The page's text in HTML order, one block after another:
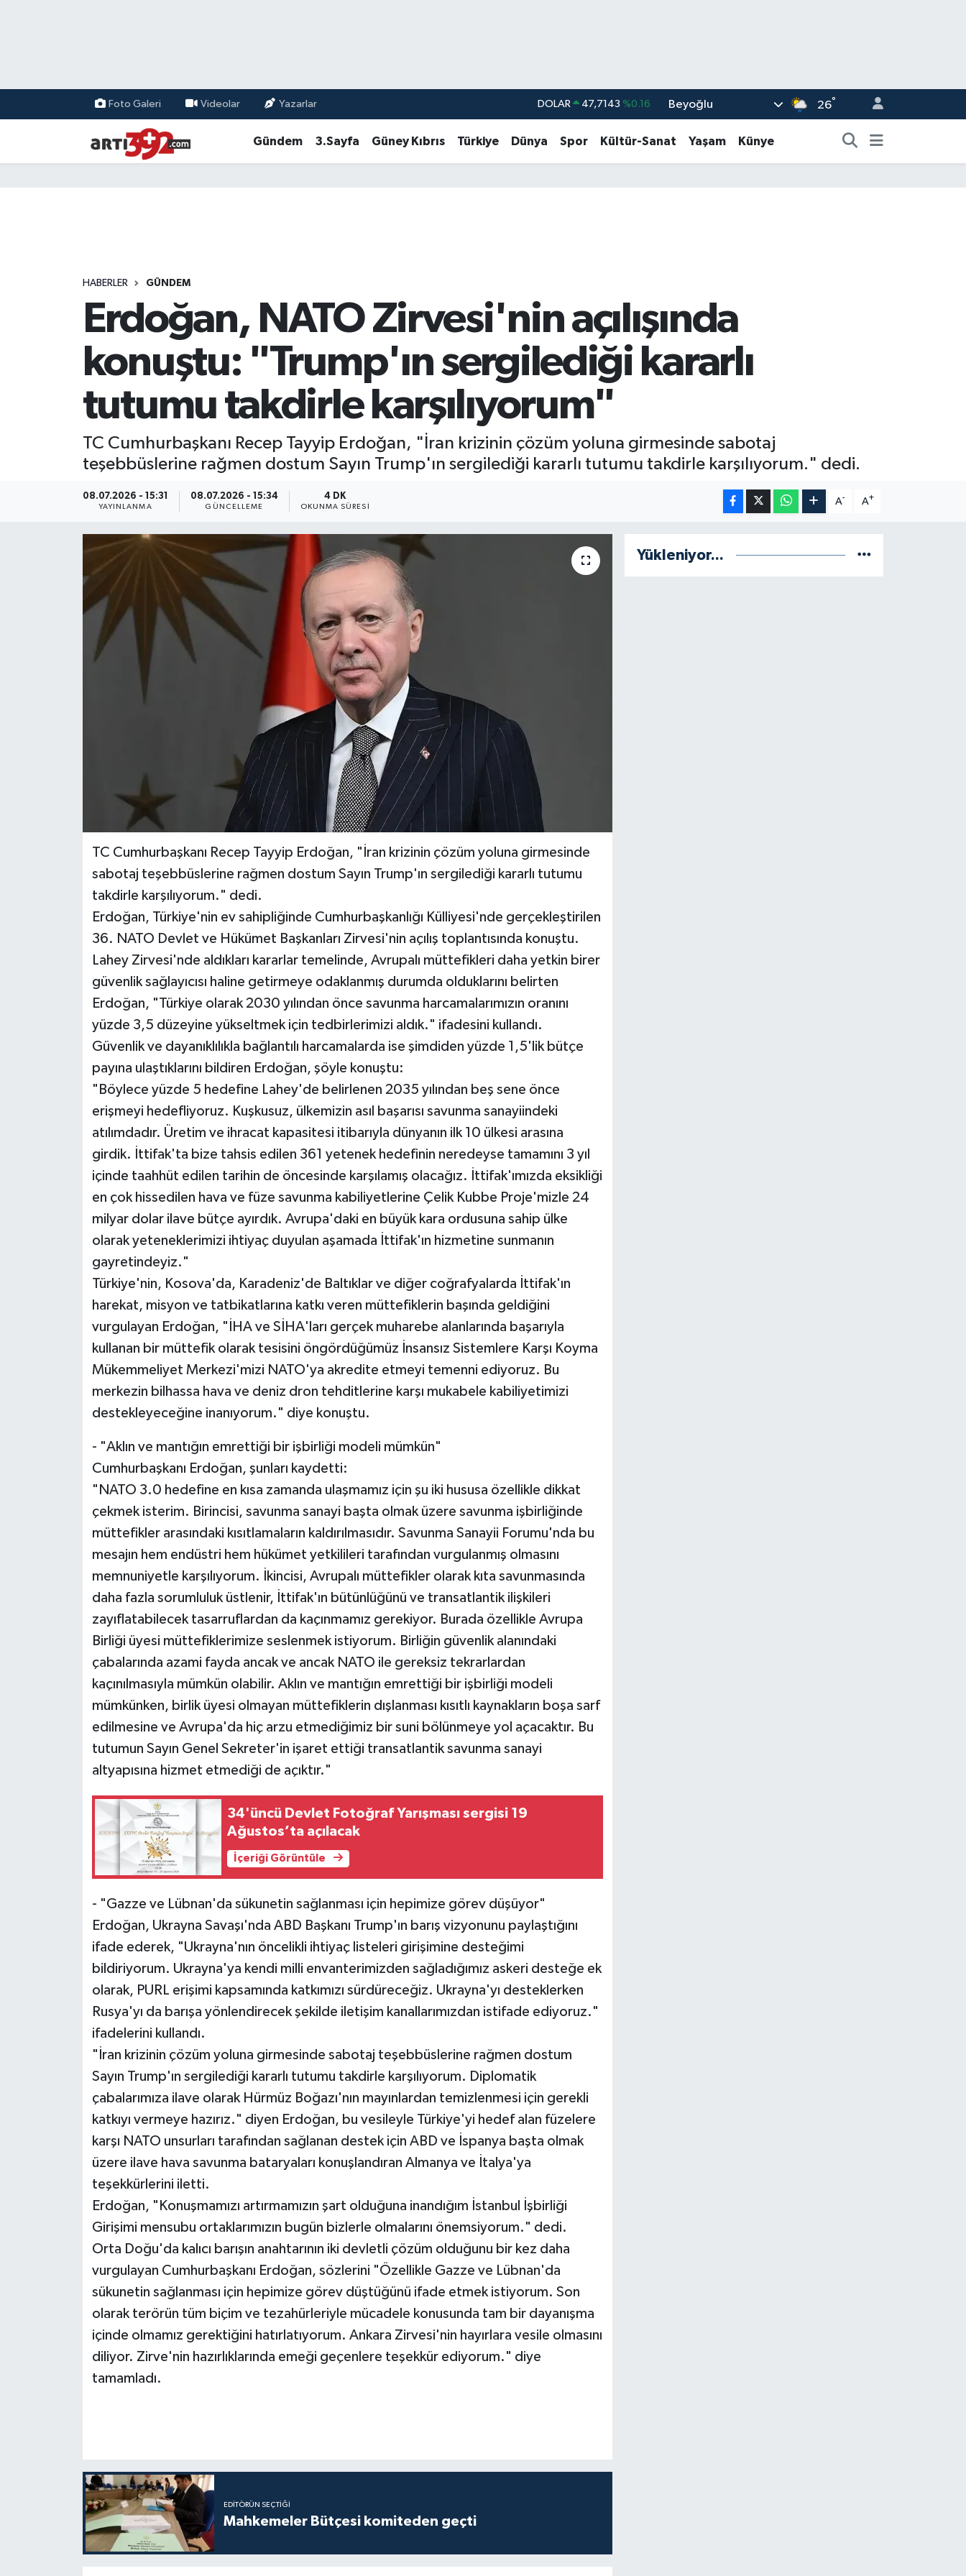
Foto Galeri Videolar Yazarlar DOLAR 47,7143 %0.16 Beyoğlu 26°
Gündem 3.Sayfa Güney Kıbrıs Türkiye Dünya Spor Kültür-Sanat Yaşam Künye
HABERLER GÜNDEM
Erdoğan, NATO Zirvesi'nin açılışında
konuştu: "Trump'ın sergilediği kararlı
tutumu takdirle karşılıyorum"
TC Cumhurbaşkanı Recep Tayyip Erdoğan, "İran krizinin çözüm yoluna girmesinde sabotaj
teşebbüslerine rağmen dostum Sayın Trump'ın sergilediği kararlı tutumu takdirle karşılıyorum." dedi.
08.07.2026 - 15:31
YAYINLANMA
08.07.2026 - 15:34
GÜNCELLEME
4 DK
OKUNMA SÜRESI
A- A+
TC Cumhurbaşkanı Recep Tayyip Erdoğan, "İran krizinin çözüm yoluna girmesinde
sabotaj teşebbüslerine rağmen dostum Sayın Trump'ın sergilediği kararlı tutumu
takdirle karşılıyorum." dedi.
Erdoğan, Türkiye'nin ev sahipliğinde Cumhurbaşkanlığı Külliyesi'nde gerçekleştirilen
36.⁠ ⁠NATO Devlet ve Hükümet Başkanları Zirvesi'nin açılış toplantısında konuştu.
Lahey Zirvesi'nde aldıkları kararlar temelinde, Avrupalı müttefikleri daha yetkin birer
güvenlik sağlayıcısı haline getirmeye odaklanmış durumda olduklarını belirten
Erdoğan, "Türkiye olarak 2030 yılından önce savunma harcamalarımızın oranını
yüzde 3,5 düzeyine yükseltmek için tedbirlerimizi aldık." ifadesini kullandı.
Güvenlik ve dayanıklılıkla bağlantılı harcamalarda ise şimdiden yüzde 1,5'lik bütçe
payına ulaştıklarını bildiren Erdoğan, şöyle konuştu:
"Böylece yüzde 5 hedefine Lahey'de belirlenen 2035 yılından beş sene önce
erişmeyi hedefliyoruz. Kuşkusuz, ülkemizin asıl başarısı savunma sanayiindeki
atılımdadır. Üretim ve ihracat kapasitesi itibarıyla dünyanın ilk 10 ülkesi arasına
girdik. İttifak'ta bize tahsis edilen 361 yetenek hedefinin neredeyse tamamını 3 yıl
içinde taahhüt edilen tarihin de öncesinde karşılamış olacağız. İttifak'ımızda eksikliği
en çok hissedilen hava ve füze savunma kabiliyetlerine Çelik Kubbe Proje'mizle 24
milyar dolar ilave bütçe ayırdık. Avrupa'daki en büyük kara ordusuna sahip ülke
olarak yeteneklerimizi ihtiyaç duyulan aşamada İttifak'ın hizmetine sunmanın
gayretindeyiz."
Türkiye'nin, Kosova'da, Karadeniz'de Baltıklar ve diğer coğrafyalarda İttifak'ın
harekat, misyon ve tatbikatlarına katkı veren müttefiklerin başında geldiğini
vurgulayan Erdoğan, "İHA ve SİHA'ları gerçek muharebe alanlarında başarıyla
kullanan bir müttefik olarak tesisini öngördüğümüz İnsansız Sistemlere Karşı Koyma
Mükemmeliyet Merkezi'mizi NATO'ya akredite etmeyi temenni ediyoruz. Bu
merkezin bilhassa hava ve deniz dron tehditlerine karşı mukabele kabiliyetimizi
destekleyeceğine inanıyorum." diye konuştu.
- "Aklın ve mantığın emrettiği bir işbirliği modeli mümkün"
Cumhurbaşkanı Erdoğan, şunları kaydetti:
"NATO 3.0 hedefine en kısa zamanda ulaşmamız için şu iki hususa özellikle dikkat
çekmek isterim. Birincisi, savunma sanayi başta olmak üzere savunma işbirliğinde
müttefikler arasındaki kısıtlamaların kaldırılmasıdır. Savunma Sanayii Forumu'nda bu
mesajın hem endüstri hem hükümet yetkilileri tarafından vurgulanmış olmasını
memnuniyetle karşılıyorum. İkincisi, Avrupalı müttefikler olarak kıta savunmasında
daha fazla sorumluluk üstlenir, İttifak'ın bütünlüğünü ve transatlantik ilişkileri
zayıflatabilecek tasarruflardan da kaçınmamız gerekiyor. Burada özellikle Avrupa
Birliği üyesi müttefiklerimize seslenmek istiyorum. Birliğin güvenlik alanındaki
çabalarında azami fayda ancak ve ancak NATO ile gereksiz tekrarlardan
kaçınılmasıyla mümkün olabilir. Aklın ve mantığın emrettiği bir işbirliği modeli
mümkünken, birlik üyesi olmayan müttefiklerin dışlanması kısıtlı kaynakların boşa sarf
edilmesine ve Avrupa'da hiç arzu etmediğimiz bir suni bölünmeye yol açacaktır. Bu
tutumun Sayın Genel Sekreter'in işaret ettiği transatlantik savunma sanayi
altyapısına hizmet etmediği de açıktır."
34'üncü Devlet Fotoğraf Yarışması sergisi 19
Ağustos’ta açılacak
İçeriği Görüntüle
- "Gazze ve Lübnan'da sükunetin sağlanması için hepimize görev düşüyor"
Erdoğan, Ukrayna Savaşı'nda ABD Başkanı Trump'ın barış vizyonunu paylaştığını
ifade ederek, "Ukrayna'nın öncelikli ihtiyaç listeleri girişimine desteğimi
bildiriyorum. Ukrayna'ya kendi milli envanterimizden sağladığımız askeri desteğe ek
olarak, PURL erişimi kapsamında katkımızı sürdüreceğiz. Ukrayna'yı desteklerken
Rusya'yı da barışa yönlendirecek şekilde iletişim kanallarımızdan istifade ediyoruz."
ifadelerini kullandı.
"İran krizinin çözüm yoluna girmesinde sabotaj teşebbüslerine rağmen dostum
Sayın Trump'ın sergilediği kararlı tutumu takdirle karşılıyorum. Diplomatik
çabalarımıza ilave olarak Hürmüz Boğazı'nın mayınlardan temizlenmesi için gerekli
katkıyı vermeye hazırız." diyen Erdoğan, bu vesileyle Türkiye'yi hedef alan füzelere
karşı NATO unsurları tarafından sağlanan destek için ABD ve İspanya başta olmak
üzere ilave hava savunma bataryaları konuşlandıran Almanya ve İtalya'ya
teşekkürlerini iletti.
Erdoğan, "Konuşmamızı artırmamızın şart olduğuna inandığım İstanbul İşbirliği
Girişimi mensubu ortaklarımızın bugün bizlerle olmalarını önemsiyorum." dedi.
Orta Doğu'da kalıcı barışın anahtarının iki devletli çözüm olduğunu bir kez daha
vurgulayan Cumhurbaşkanı Erdoğan, sözlerini "Özellikle Gazze ve Lübnan'da
sükunetin sağlanması için hepimize görev düştüğünü ifade etmek istiyorum. Son
olarak terörün tüm biçim ve tezahürleriyle mücadele konusunda tam bir dayanışma
içinde olmamız gerektiğini hatırlatıyorum. Ankara Zirvesi'nin hayırlara vesile olmasını
diliyor. Zirve'nin hazırlıklarında emeği geçenlere teşekkür ediyorum." diye
tamamladı.
EDITÖRÜN SEÇTIĞI
Mahkemeler Bütçesi komiteden geçti
Yükleniyor...